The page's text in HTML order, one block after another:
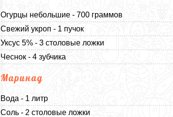
Огурцы небольшие - 700 граммов
Свежий укроп - 1 пучок
Уксус 5% - 3 столовые ложки
Чеснок - 4 зубчика
Маринад
Вода - 1 литр
Соль - 2 столовые ложки